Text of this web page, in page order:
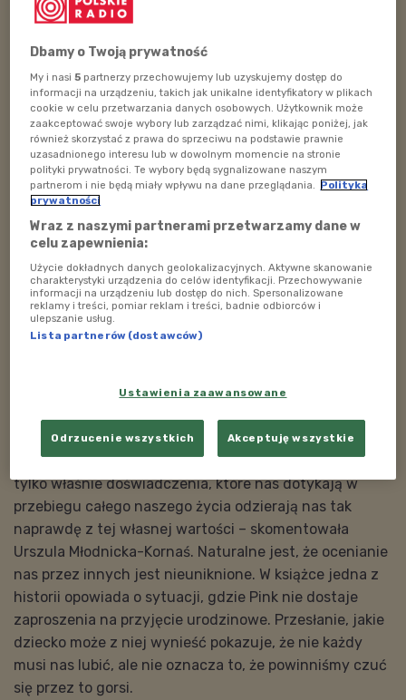
Kiedy chwali się dzieci, korzystnie jest także odnieść
59:24
Strefa Rodzica 7 października godz. 21:00
Często mówi się, że w obecnych czasach ludzie mają
niską samoocenę z powodu mediów
społecznościowych, które mogą doprowadzać np. do
depresji. Co więcej, czasami nasze samopoczucie jest
zależne m.in. od ilości komentarzy czy lajków
zdobytych pod dodanym zdjęciem. Niemniej jednak,
wartości oznacza sposób w jaki postrzegamy siebie
niezależnie od umiejętności.
– Rodzimy się z wysokim poczuciem własnej wartości,
tylko właśnie doświadczenia, które nas dotykają w
przebiegu całego naszego życia odzierają nas tak
naprawdę z tej własnej wartości – skomentowała
Urszula Młodnicka-Kornaś. Naturalne jest, że ocenianie
nas przez innych jest nieuniknione. W książce jedna z
historii opowiada o sytuacji, gdzie Pink nie dostaje
zaproszenia na przyjęcie urodzinowe. Przesłanie, jakie
dziecko może z niej wynieść pokazuje, że nie każdy
musi nas lubić, ale nie oznacza to, że powinniśmy czuć
się przez to gorsi.
Dbamy o Twoją prywatność
My i nasi5 partnerzy przechowujemy lub uzyskujemy dostęp do
informacji na urządzeniu, takich jak unikalne identyfikatory w plikach
cookie w celu przetwarzania danych osobowych. Użytkownik może
zaakceptować swoje wybory lub zarządzać nimi, klikając poniżej, jak
również skorzystać z prawa do sprzeciwu na podstawie prawnie
uzasadnionego interesu lub w dowolnym momencie na stronie
polityki prywatności. Te wybory będą sygnalizowane naszym
partnerom i nie będą miały wpływu na dane przeglądania. Polityka
prywatności
Wraz z naszymi partnerami przetwarzamy dane w
celu zapewnienia:
Użycie dokładnych danych geolokalizacyjnych. Aktywne skanowanie
charakterystyki urządzenia do celów identyfikacji. Przechowywanie
informacji na urządzeniu lub dostęp do nich. Spersonalizowane
reklamy i treści, pomiar reklam i treści, badnie odbiorców i
ulepszanie usług.
Lista partnerów (dostawców)
Ustawienia zaawansowane
Odrzucenie wszystkich Akceptuję wszystkie